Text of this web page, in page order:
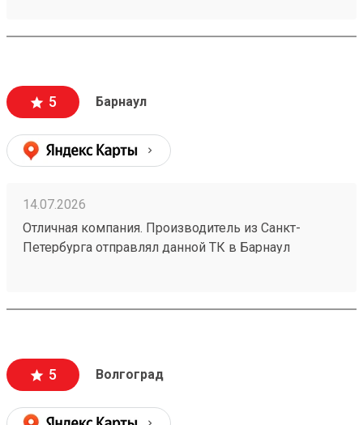
5 Барнаул
14.07.2026
Отличная компания. Производитель из Санкт-
Петербурга отправлял данной ТК в Барнаул
заказа №260626919. Пришли за неделю до адреса
стоимости. Упаковано надежно - товар обшит
деревянным щитом. Есть приложение и сайт, что
5 Волгоград